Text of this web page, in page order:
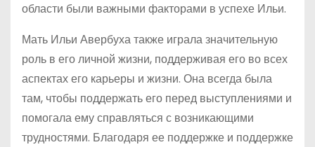
области были важными факторами в успехе Ильи.
Мать Ильи Авербуха также играла значительную
роль в его личной жизни, поддерживая его во всех
аспектах его карьеры и жизни. Она всегда была
там, чтобы поддержать его перед выступлениями и
помогала ему справляться с возникающими
трудностями. Благодаря ее поддержке и поддержке